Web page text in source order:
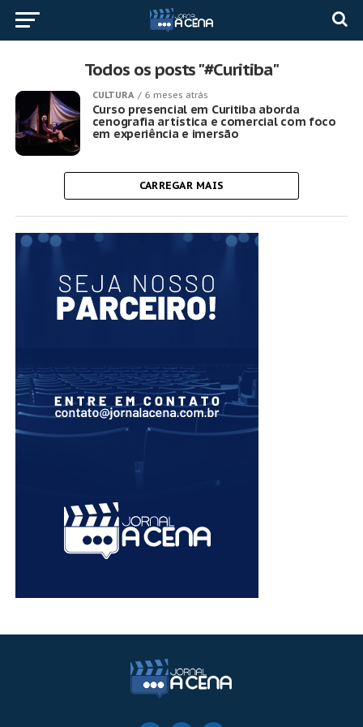
Todos os posts "#Curitiba"
CULTURA 6 meses atrás
Curso presencial em Curitiba aborda
cenografia artística e comercial com foco
em experiência e imersão
CARREGAR MAIS